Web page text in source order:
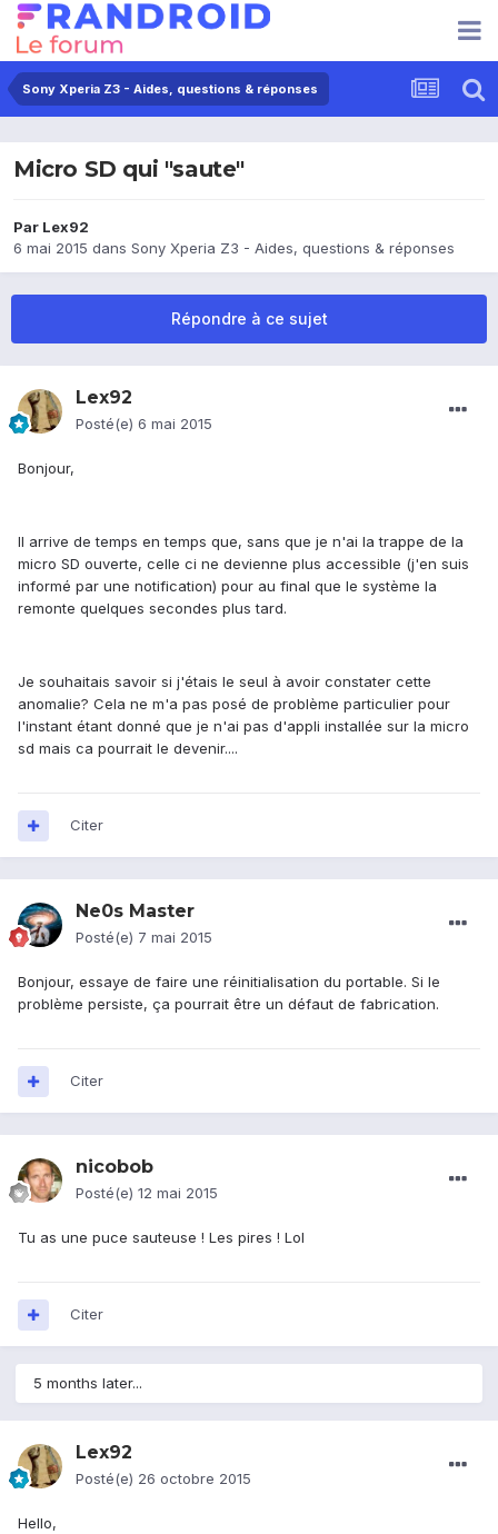
Sony Xperia Z3 - Aides, questions & réponses
Micro SD qui "saute"
Par Lex92
6 mai 2015 dans Sony Xperia Z3 - Aides, questions & réponses
Répondre à ce sujet
Lex92
Posté(e) 6 mai 2015
Bonjour,
Il arrive de temps en temps que, sans que je n'ai la trappe de la
micro SD ouverte, celle ci ne devienne plus accessible (j'en suis
informé par une notification) pour au final que le système la
remonte quelques secondes plus tard.
Je souhaitais savoir si j'étais le seul à avoir constater cette
anomalie? Cela ne m'a pas posé de problème particulier pour
l'instant étant donné que je n'ai pas d'appli installée sur la micro
sd mais ca pourrait le devenir....
Citer
Ne0s Master
Posté(e) 7 mai 2015
Bonjour, essaye de faire une réinitialisation du portable. Si le
problème persiste, ça pourrait être un défaut de fabrication.
Citer
nicobob
Posté(e) 12 mai 2015
Tu as une puce sauteuse ! Les pires ! Lol
Citer
5 months later...
Lex92
Posté(e) 26 octobre 2015
Hello,